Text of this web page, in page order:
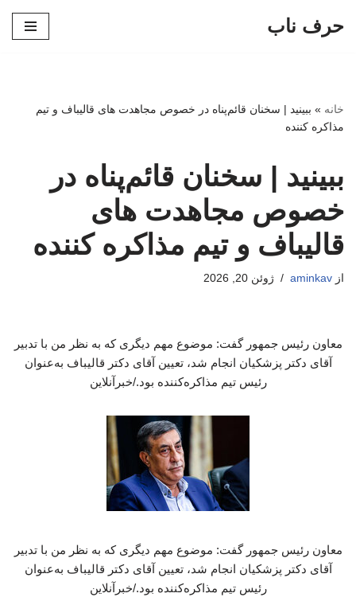
حرف ناب
خانه » ببینید | سخنان قائم‌پناه در خصوص مجاهدت های قالیباف و تیم
مذاکره کننده
ببینید | سخنان قائم‌پناه در
خصوص مجاهدت های
قالیباف و تیم مذاکره کننده
از aminkav ژوئن 20, 2026
معاون رئیس جمهور گفت: موضوع مهم دیگری که به نظر من با تدبیر
آقای دکتر پزشکیان انجام شد، تعیین آقای دکتر قالیباف به‌عنوان
رئیس تیم مذاکره‌کننده بود./خبرآنلاین
معاون رئیس جمهور گفت: موضوع مهم دیگری که به نظر من با تدبیر
آقای دکتر پزشکیان انجام شد، تعیین آقای دکتر قالیباف به‌عنوان
رئیس تیم مذاکره‌کننده بود./خبرآنلاین